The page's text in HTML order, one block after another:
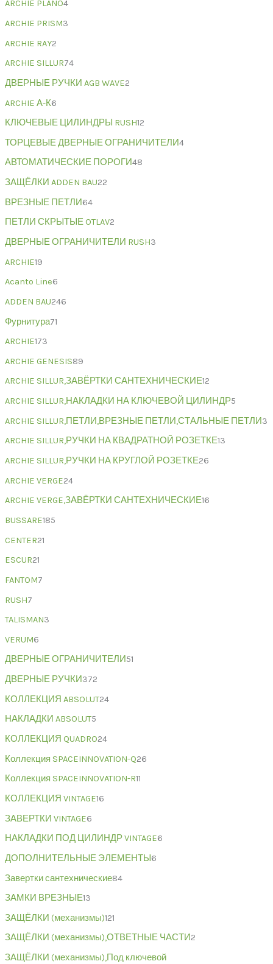
ARCHIE PLANO4
ARCHIE PRISM3
ARCHIE RAY2
ARCHIE SILLUR74
ДВЕРНЫЕ РУЧКИ AGB WAVE2
ARCHIE А-К6
КЛЮЧЕВЫЕ ЦИЛИНДРЫ RUSH12
ТОРЦЕВЫЕ ДВЕРНЫЕ ОГРАНИЧИТЕЛИ4
АВТОМАТИЧЕСКИЕ ПОРОГИ48
ЗАЩЁЛКИ ADDEN BAU22
ВРЕЗНЫЕ ПЕТЛИ64
ПЕТЛИ СКРЫТЫЕ OTLAV2
ДВЕРНЫЕ ОГРАНИЧИТЕЛИ RUSH3
ARCHIE19
Acanto Line6
ADDEN BAU246
Фурнитура71
ARCHIE173
ARCHIE GENESIS89
ARCHIE SILLUR,ЗАВЁРТКИ САНТЕХНИЧЕСКИЕ12
ARCHIE SILLUR,НАКЛАДКИ НА КЛЮЧЕВОЙ ЦИЛИНДР5
ARCHIE SILLUR,ПЕТЛИ,ВРЕЗНЫЕ ПЕТЛИ,СТАЛЬНЫЕ ПЕТЛИ3
ARCHIE SILLUR,РУЧКИ НА КВАДРАТНОЙ РОЗЕТКЕ13
ARCHIE SILLUR,РУЧКИ НА КРУГЛОЙ РОЗЕТКЕ26
ARCHIE VERGE24
ARCHIE VERGE,ЗАВЁРТКИ САНТЕХНИЧЕСКИЕ16
BUSSARE185
CENTER21
ESCUR21
FANTOM7
RUSH7
TALISMAN3
VERUM6
ДВЕРНЫЕ ОГРАНИЧИТЕЛИ51
ДВЕРНЫЕ РУЧКИ372
КОЛЛЕКЦИЯ ABSOLUT24
НАКЛАДКИ ABSOLUT5
КОЛЛЕКЦИЯ QUADRO24
Коллекция SPACEINNOVATION-Q26
Коллекция SPACEINNOVATION-R11
КОЛЛЕКЦИЯ VINTAGE16
ЗАВЕРТКИ VINTAGE6
НАКЛАДКИ ПОД ЦИЛИНДР VINTAGE6
ДОПОЛНИТЕЛЬНЫЕ ЭЛЕМЕНТЫ 6
Завертки сантехнические84
ЗАМКИ ВРЕЗНЫЕ13
ЗАЩЁЛКИ (механизмы)121
ЗАЩЁЛКИ (механизмы),ОТВЕТНЫЕ ЧАСТИ2
ЗАЩЁЛКИ (механизмы),Под ключевой